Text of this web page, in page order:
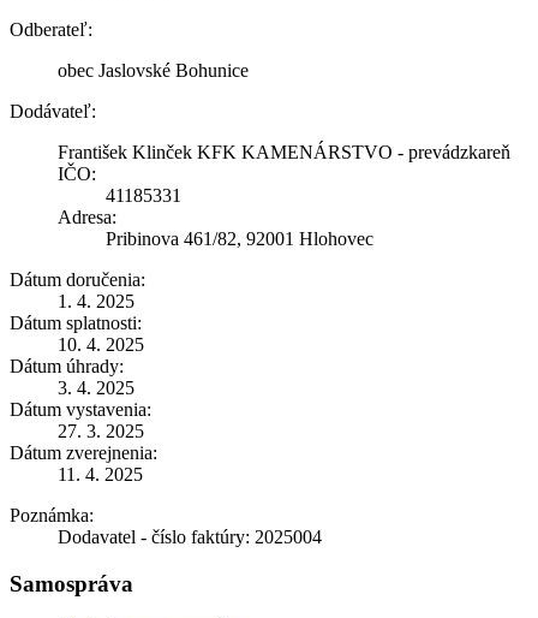
Odberateľ:
obec Jaslovské Bohunice
Dodávateľ:
František Klinček KFK KAMENÁRSTVO - prevádzkareň
IČO:
41185331
Adresa:
Pribinova 461/82, 92001 Hlohovec
Dátum doručenia:
1. 4. 2025
Dátum splatnosti:
10. 4. 2025
Dátum úhrady:
3. 4. 2025
Dátum vystavenia:
27. 3. 2025
Dátum zverejnenia:
11. 4. 2025
Poznámka:
Dodavatel - číslo faktúry: 2025004
Samospráva